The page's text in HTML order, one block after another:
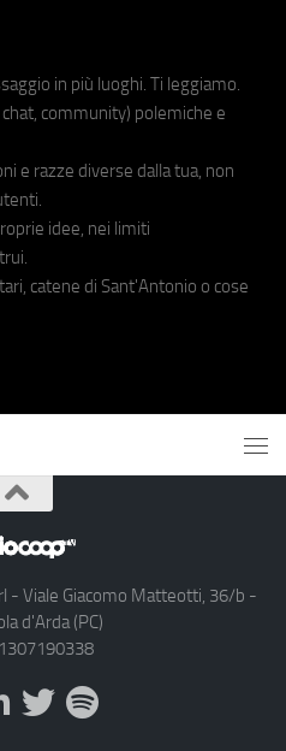
in più luoghi. Ti leggiamo.
community) polemiche e
e razze diverse dalla tua, non
idee, nei limiti
catene di Sant'Antonio o cose
- Viale Giacomo Matteotti, 36/b -
d'Arda (PC)